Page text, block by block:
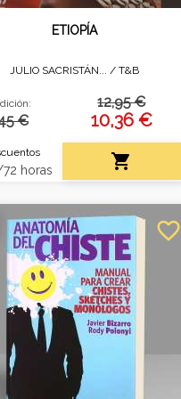
ETIOPÍA
JULIO SACRISTÁN... / T&B
€
horas
12,95 €
10,36 €

mágico por una nación
que cautiva el alma y
el pulso del mundo al
verla.
favorite_border